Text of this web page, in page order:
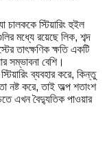
চালককে স্টিয়ারিং হুইল
মধ্যে রয়েছে লিক, শব্দ
তাৎক্ষণিক ক্ষতি একটি
সম্ভাবনা বেশি।
ব্যবহার করে, কিন্তু
নষ্ট করে, তাই অল্প শতাংশ
এখন বৈদ্যুতিক পাওয়ার